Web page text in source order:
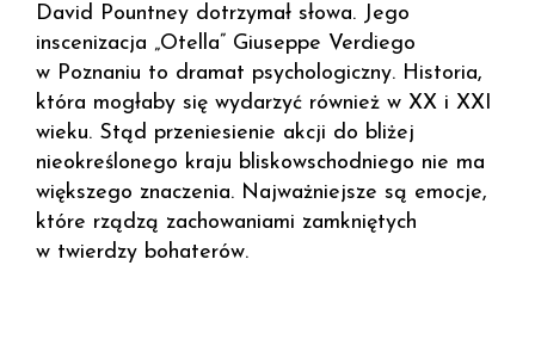
David Pountney dotrzymał słowa. Jego
inscenizacja „Otella” Giuseppe Verdiego
w Poznaniu to dramat psychologiczny. Historia,
która mogłaby się wydarzyć również w XX i XXI
wieku. Stąd przeniesienie akcji do bliżej
nieokreślonego kraju bliskowschodniego nie ma
większego znaczenia. Najważniejsze są emocje,
które rządzą zachowaniami zamkniętych
w twierdzy bohaterów.